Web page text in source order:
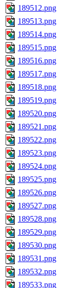
189512.png
189513.png
189514.png
189515.png
189516.png
189517.png
189518.png
189519.png
189520.png
189521.png
189522.png
189523.png
189524.png
189525.png
189526.png
189527.png
189528.png
189529.png
189530.png
189531.png
189532.png
189533.png